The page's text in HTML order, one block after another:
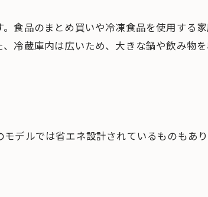
食品のまとめ買いや冷凍食品を使用する
冷蔵庫内は広いため、大きな鍋や飲み物を
デルでは省エネ設計されているものもあ